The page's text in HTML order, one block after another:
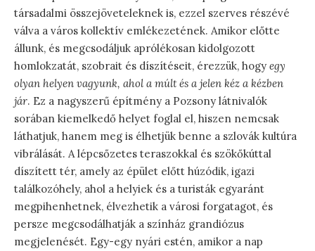
társadalmi összejöveteleknek is, ezzel szerves részévé
válva a város kollektív emlékezetének. Amikor előtte
állunk, és megcsodáljuk aprólékosan kidolgozott
homlokzatát, szobrait és díszítéseit, érezzük, hogy egy
olyan helyen vagyunk, ahol a múlt és a jelen kéz a kézben
jár. Ez a nagyszerű építmény a Pozsony látnivalók
sorában kiemelkedő helyet foglal el, hiszen nemcsak
láthatjuk, hanem meg is élhetjük benne a szlovák kultúra
vibrálását. A lépcsőzetes teraszokkal és szökőkúttal
díszített tér, amely az épület előtt húzódik, igazi
találkozóhely, ahol a helyiek és a turisták egyaránt
megpihenhetnek, élvezhetik a városi forgatagot, és
persze megcsodálhatják a színház grandiózus
megjelenését. Egy-egy nyári estén, amikor a nap